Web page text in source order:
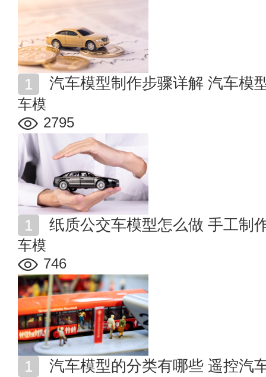
汽车模型制作步骤详解 汽车模
车模
2795
纸质公交车模型怎么做 手工制
车模
746
汽车模型的分类有哪些 遥控汽